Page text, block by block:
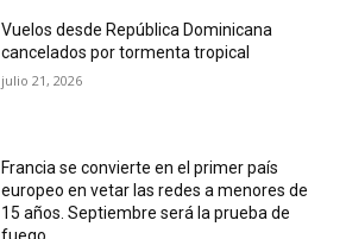
Vuelos desde República Dominicana
cancelados por tormenta tropical
julio 21, 2026
Francia se convierte en el primer país
europeo en vetar las redes a menores de
15 años. Septiembre será la prueba de
fuego